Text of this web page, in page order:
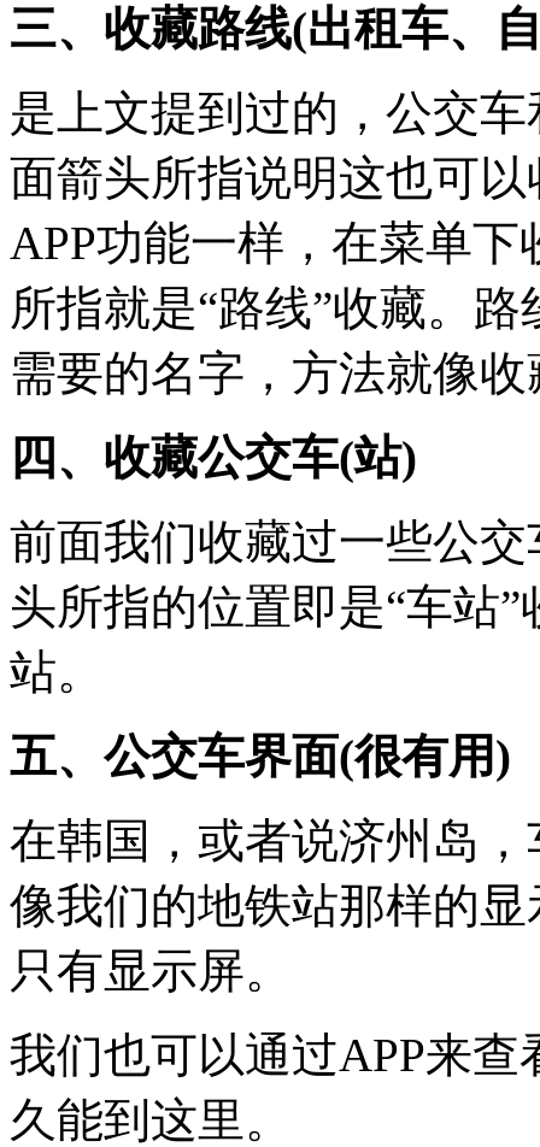
三、收藏路线(出租车、
是上文提到过的，公交
面箭头所指说明这也可
APP功能一样，在菜单
所指就是“路线”收藏。
需要的名字，方法就像
四、收藏公交车(站)
前面我们收藏过一些公
头所指的位置即是“车站
站。
五、公交车界面(很有用)
在韩国，或者说济州岛
像我们的地铁站那样的
只有显示屏。
我们也可以通过APP来
久能到这里。